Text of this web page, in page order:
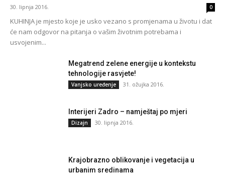
30. lipnja 2016. 0
KUHINJA je mjesto koje je usko vezano s promjenama u životu i dat
će nam odgovor na pitanja o vašim životnim potrebama i
usvojenim...
Megatrend zelene energije u kontekstu
tehnologije rasvjete!
Vanjsko uređenje 31. ožujka 2016.
Interijeri Zadro – namještaj po mjeri
Dizajn 30. lipnja 2016.
Krajobrazno oblikovanje i vegetacija u
urbanim sredinama